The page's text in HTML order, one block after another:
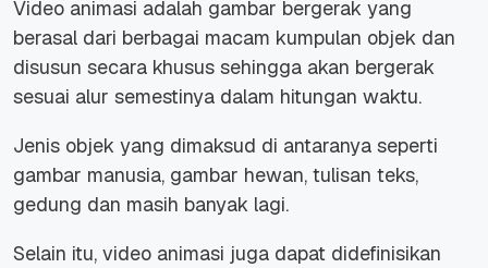
Video animasi adalah gambar bergerak yang
berasal dari berbagai macam kumpulan objek dan
disusun secara khusus sehingga akan bergerak
sesuai alur semestinya dalam hitungan waktu.
Jenis objek yang dimaksud di antaranya seperti
gambar manusia, gambar hewan, tulisan teks,
gedung dan masih banyak lagi.
Selain itu, video animasi juga dapat didefinisikan